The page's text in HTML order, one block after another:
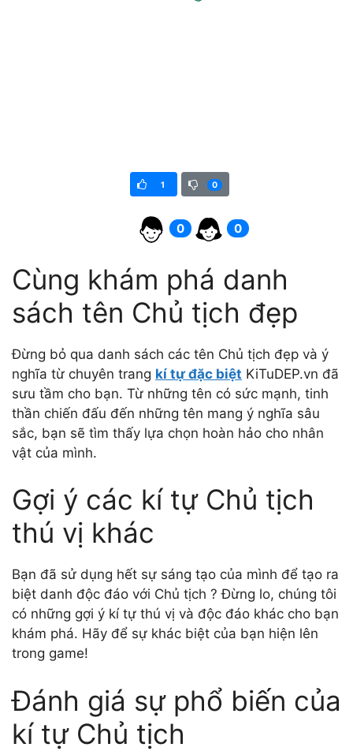
1 0
0 0
Cùng khám phá danh
sách tên Chủ tịch đẹp
Đừng bỏ qua danh sách các tên Chủ tịch đẹp và ý
nghĩa từ chuyên trang kí tự đặc biệt KiTuDEP.vn đã
sưu tầm cho bạn. Từ những tên có sức mạnh, tinh
thần chiến đấu đến những tên mang ý nghĩa sâu
sắc, bạn sẽ tìm thấy lựa chọn hoàn hảo cho nhân
vật của mình.
Gợi ý các kí tự Chủ tịch
thú vị khác
Bạn đã sử dụng hết sự sáng tạo của mình để tạo ra
biệt danh độc đáo với Chủ tịch ? Đừng lo, chúng tôi
có những gợi ý kí tự thú vị và độc đáo khác cho bạn
khám phá. Hãy để sự khác biệt của bạn hiện lên
trong game!
Đánh giá sự phổ biến của
kí tự Chủ tịch